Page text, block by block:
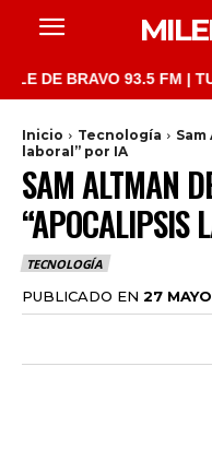
BRAVO 93.5 FM |
Inicio Tecnología
laboral” por IA
SAM ALTMAN
“APOCALIPSIS
TECNOLOGÍA
PUBLICADO EN 27